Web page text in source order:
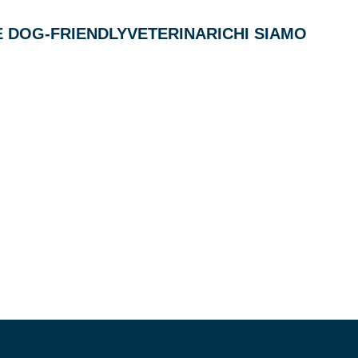
DOG-FRIENDLYVETERINARICHI SIAMO